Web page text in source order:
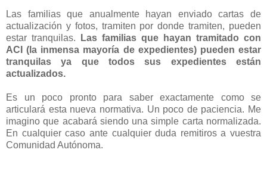
Las familias que anualmente hayan enviado cartas de
actualización y fotos, tramiten por donde tramiten, pueden
estar tranquilas.
Las familias que hayan tramitado con
ACI (la inmensa mayoría de expedientes) pueden estar
tranquilas ya que todos sus expedientes están
actualizados.
Es un poco pronto para saber exactamente como se
articulará esta nueva normativa. Un poco de paciencia. Me
imagino que acabará siendo una simple carta normalizada.
En cualquier caso ante cualquier duda remitiros a vuestra
Comunidad Autónoma.